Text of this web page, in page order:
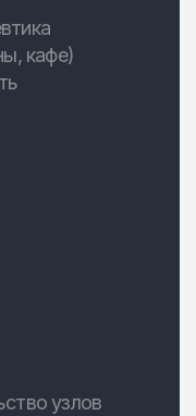
кафе)
узлов